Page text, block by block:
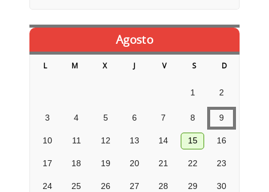
Agosto
L M X J V S D
1 2
3 4 5 6 7 8 9
10 11 12 13 14 15 16
17 18 19 20 21 22 23
24 25 26 27 28 29 30